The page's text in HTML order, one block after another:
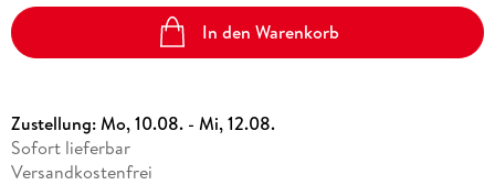
In den Warenkorb
Zustellung:Mo, 10.08. - Mi, 12.08.
Sofort lieferbar
Versandkostenfrei